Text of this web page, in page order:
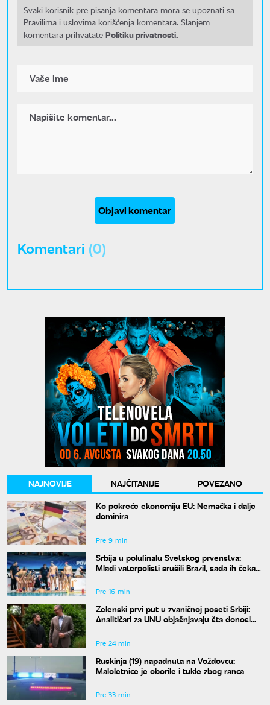
Svaki korisnik pre pisanja komentara mora se upoznati sa
Pravilima i uslovima korišćenja komentara. Slanjem
komentara prihvatate Politiku privatnosti.
Objavi komentar
Komentari (0)
NAJNOVIJE NAJČITANIJE
POVEZANO
Ko pokreće ekonomiju EU: Nemačka i dalje
dominira
Pre 9 min
Srbija u polufinalu Svetskog prvenstva:
Mladi vaterpolisti srušili Brazil, sada ih čeka
Pre 16 min
Zelenski prvi put u zvaničnoj poseti Srbiji:
Analitičari za UNU objašnjavaju šta donosi
Moskva
Pre 24 min
Ruskinja (19) napadnuta na Voždovcu:
Maloletnice je oborile i tukle zbog ranca
Pre 33 min